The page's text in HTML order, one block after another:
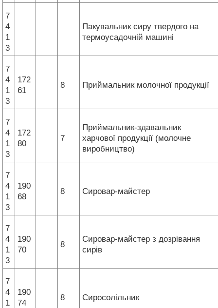
7
4
1
3
Пакувальник сиру твердого на
термоусадочній машині
7
4
1
3
172
61
8 Приймальник молочної продукції
7
4
1
3
172
80
7
Приймальник-здавальник
харчової продукції (молочне
виробництво)
7
4
1
3
190
68
8 Сировар-майстер
7
4
1
3
190
70
8
Сировар-майстер з дозрівання
сирів
7
4
1
190
74
8 Сиросолільник